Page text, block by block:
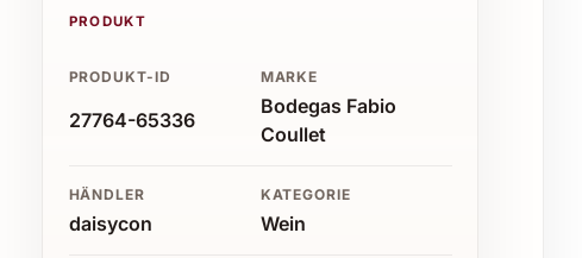
PRODUKT
PRODUKT-ID
27764-65336
MARKE
Bodegas Fabio
Coullet
HÄNDLER
daisycon
KATEGORIE
Wein